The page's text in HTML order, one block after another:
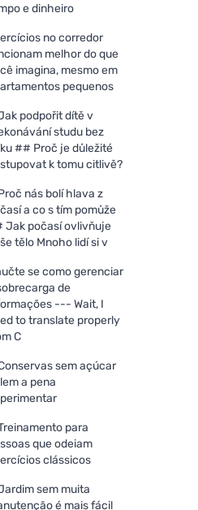
e dinheiro
no corredor
melhor do que
imagina, mesmo em
pequenos
podpořit dítě v
studu bez
## Proč je důležité
k tomu citlivě?
nás bolí hlava z
a co s tím pomůže
Jak počasí ovlivňuje
tělo Mnoho lidí si v
se como gerenciar
de
--- Wait, I
to translate properly
C
sem açúcar
a pena
para
que odeiam
clássicos
sem muita
é mais fácil